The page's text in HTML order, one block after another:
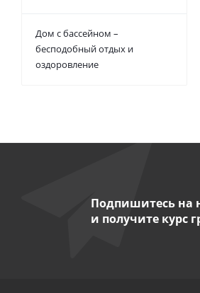
Дом с бассейном –
бесподобный отдых и
оздоровление
Подпишитесь на
и получите курс